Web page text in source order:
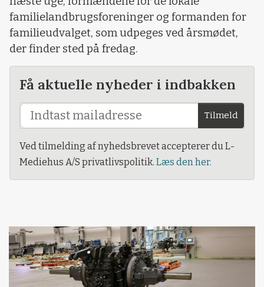
familielandbrugsforeninger og formanden for
familieudvalget, som udpeges ved årsmødet,
der finder sted på fredag.
Få aktuelle nyheder i indbakken
Tilmeld
Ved tilmelding af nyhedsbrevet accepterer du L-
Mediehus A/S privatlivspolitik. Læs den her.